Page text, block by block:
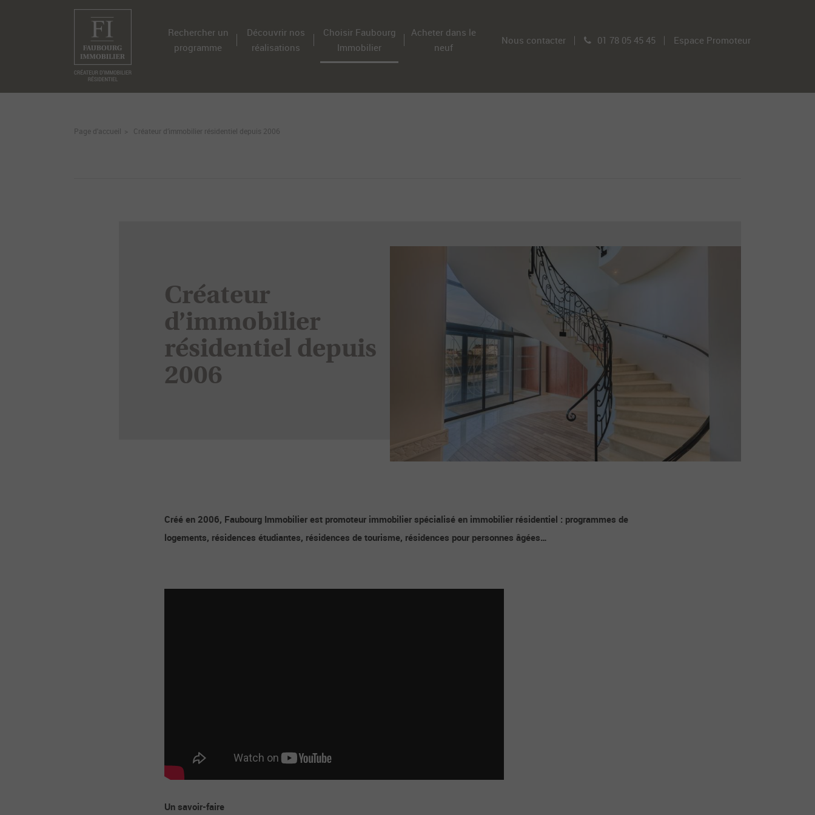
Rechercher un
programme
Découvrir nos
réalisations
Choisir Faubourg
Immobilier
Acheter dans le
neuf
Nous contacter 01 78 05 45 45 Espace Promoteur
Page d'accueil Créateur d’immobilier résidentiel depuis 2006
Créateur
d’immobilier
résidentiel depuis
2006
Créé en 2006, Faubourg Immobilier est promoteur immobilier spécialisé en immobilier résidentiel : programmes de
logements, résidences étudiantes, résidences de tourisme, résidences pour personnes âgées…
Un savoir-faire